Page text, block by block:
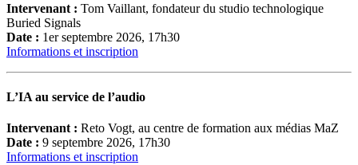
Intervenant : Tom Vaillant, fondateur du studio technologique
Buried Signals
Date : 1er septembre 2026, 17h30
Informations et inscription
L’IA au service de l’audio
Intervenant : Reto Vogt, au centre de formation aux médias MaZ
Date : 9 septembre 2026, 17h30
Informations et inscription